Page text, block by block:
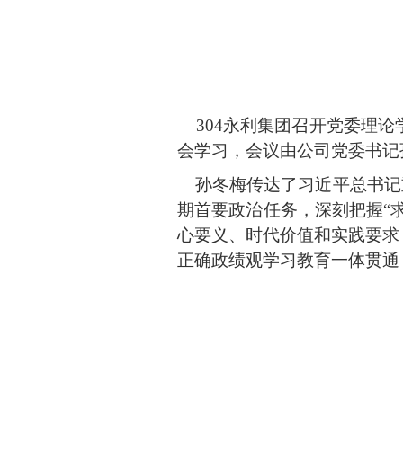
304永利集团召开党委理论
会学习，会议由公司党委书
孙冬梅传达了习近平总书记
期首要政治任务，深刻把握“
心要义、时代价值和实践要
正确政绩观学习教育一体贯